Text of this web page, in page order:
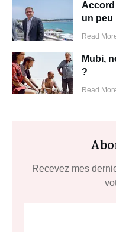
Accord
un peu
Read
Mubi,
?
Read
Recevez mes